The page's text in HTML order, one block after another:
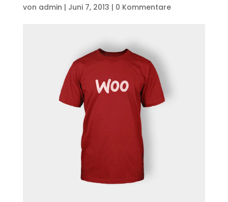
von admin | Juni 7, 2013 | 0 Kommentare